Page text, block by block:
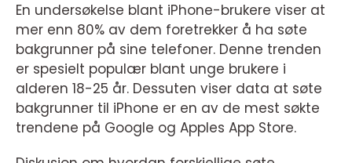
En undersøkelse blant iPhone-brukere viser at
mer enn 80% av dem foretrekker å ha søte
bakgrunner på sine telefoner. Denne trenden
er spesielt populær blant unge brukere i
alderen 18-25 år. Dessuten viser data at søte
bakgrunner til iPhone er en av de mest søkte
trendene på Google og Apples App Store.